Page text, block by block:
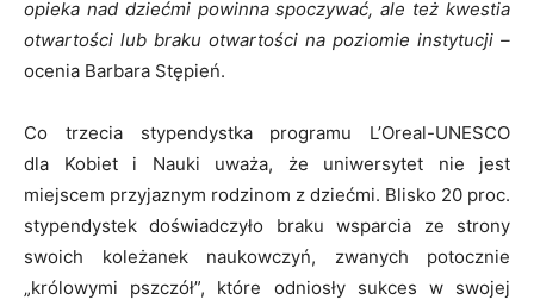
opieka nad dziećmi powinna spoczywać, ale też kwestia
otwartości lub braku otwartości na poziomie instytucji –
ocenia Barbara Stępień.
Co trzecia stypendystka programu L’Oreal-UNESCO
dla Kobiet i Nauki uważa, że uniwersytet nie jest
miejscem przyjaznym rodzinom z dziećmi. Blisko 20 proc.
stypendystek doświadczyło braku wsparcia ze strony
swoich koleżanek naukowczyń, zwanych potocznie
„królowymi pszczół”, które odniosły sukces w swojej